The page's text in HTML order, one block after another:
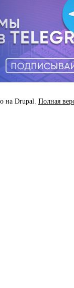
на Drupal. Полная